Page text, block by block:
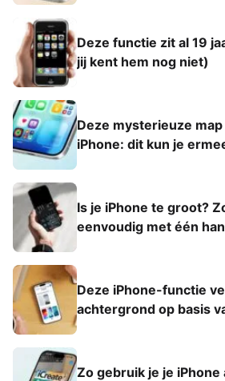
Deze functie zit al 19
jij kent hem nog niet)
Deze mysterieuze
iPhone: dit kun je
Is je iPhone te groot?
eenvoudig met één
Deze iPhone-functie
achtergrond op basis
Zo gebruik je je